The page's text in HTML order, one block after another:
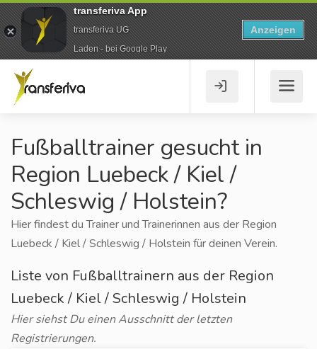
Fußballtrainer gesucht in
Region Luebeck / Kiel /
Schleswig / Holstein?
Hier findest du Trainer und Trainerinnen aus der Region
Luebeck / Kiel / Schleswig / Holstein für deinen Verein.
Liste von Fußballtrainern aus der Region
Luebeck / Kiel / Schleswig / Holstein
Hier siehst Du einen Ausschnitt der letzten
Registrierungen.
transferiva App
transferiva UG
Laden - bei Google Play
Anzeigen